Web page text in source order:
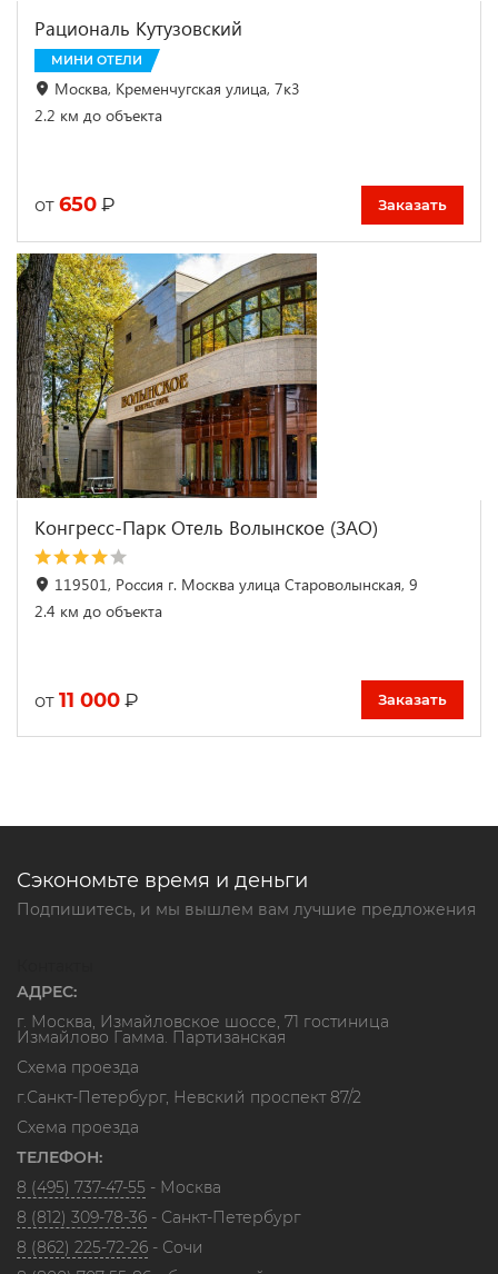
Рациональ Кутузовский
МИНИ ОТЕЛИ
Москва, Кременчугская улица, 7к3
2.2 км до объекта
от 650 ₽ Заказать
Конгресс-Парк Отель Волынское (ЗАО)
119501, Россия г. Москва улица Староволынская, 9
2.4 км до объекта
от 11 000 ₽ Заказать
Сэкономьте время и деньги
Подпишитесь, и мы вышлем вам лучшие предложения
АДРЕС:
г. Москва, Измайловское шоссе, 71 гостиница
Измайлово Гамма. Партизанская
Схема проезда
г.Санкт-Петербург, Невский проспект 87/2
Схема проезда
ТЕЛЕФОН:
8 (495) 737-47-55 - Москва
8 (812) 309-78-36 - Санкт-Петербург
8 (862) 225-72-26 - Сочи